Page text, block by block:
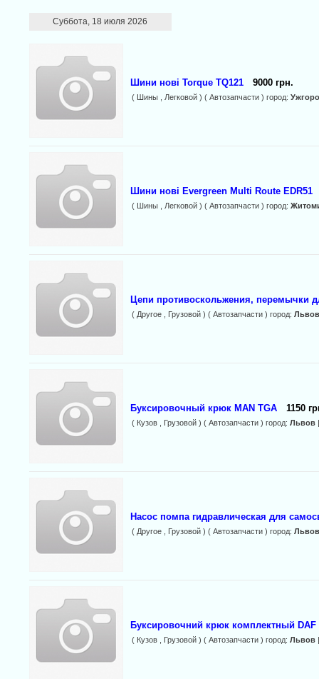
Суббота, 18 июля 2026
Шини нові Torque TQ121 9000 грн.
( Шины , Легковой ) ( Автозапчасти ) город:
Шини нові Evergreen Multi Route EDR51
( Шины , Легковой ) ( Автозапчасти ) город:
Цепи противоскольжения, перемычки
( Другое , Грузовой ) ( Автозапчасти ) город: Львов
Буксировочный крюк MAN TGA 1150
( Кузов , Грузовой ) ( Автозапчасти ) город: Львов|
Насос помпа гидравлическая для
( Другое , Грузовой ) ( Автозапчасти ) город: Львов
Буксировочний крюк комплектный DAF
( Кузов , Грузовой ) ( Автозапчасти ) город: Львов|